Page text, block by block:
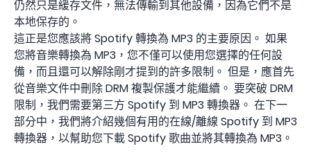
仍然只是緩存文件，無法傳輸到其他設備，因為它們不是
本地保存的。
這正是您應該將 Spotify 轉換為 MP3 的主要原因。 如果
您將音樂轉換為 MP3，您不僅可以使用您選擇的任何設
備，而且還可以解除剛才提到的許多限制。 但是，應首先
從音樂文件中刪除 DRM 複製保護才能繼續。 要突破 DRM
限制，我們需要第三方 Spotify 到 MP3 轉換器。 在下一
部分中，我們將介紹幾個有用的在線/離線 Spotify 到 MP3
轉換器，以幫助您下​​載 Spotify 歌曲並將其轉換為 MP3。